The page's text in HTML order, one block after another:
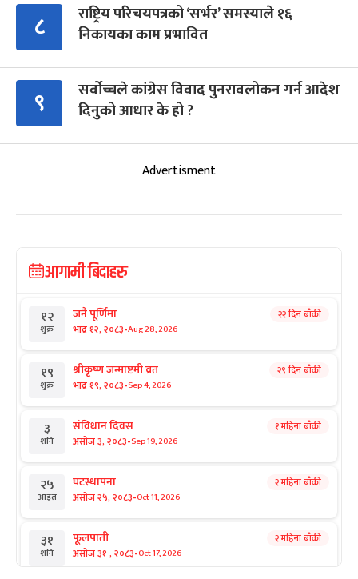
८
राष्ट्रिय परिचयपत्रको ‘सर्भर’ समस्याले १६
निकायका काम प्रभावित
९
सर्वोच्चले कांग्रेस विवाद पुनरावलोकन गर्न आदेश
दिनुको आधार के हो ?
Advertisment
आगामी बिदाहरु
१२
शुक्र
जनै पूर्णिमा
भाद्र १२, २०८३-Aug 28, 2026
२२ दिन बाँकी
१९
शुक्र
श्रीकृष्ण जन्माष्टमी व्रत
भाद्र १९, २०८३-Sep 4, 2026
२९ दिन बाँकी
३
शनि
संविधान दिवस
असोज ३, २०८३-Sep 19, 2026
१ महिना बाँकी
२५
आइत
घटस्थापना
असोज २५, २०८३-Oct 11, 2026
२ महिना बाँकी
३१
शनि
फूलपाती
असोज ३१ , २०८३-Oct 17, 2026
२ महिना बाँकी